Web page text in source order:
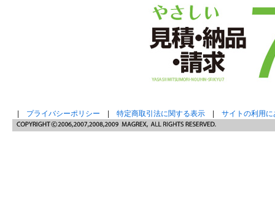
プライバシーポリシー 特定商取引法に関する表示 サイトの利用に